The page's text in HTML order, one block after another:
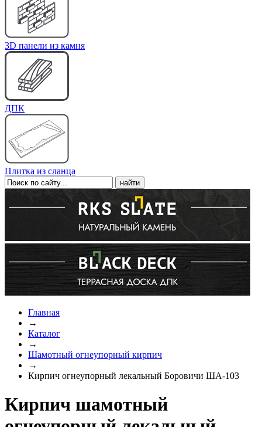
3D панели из камня
ДПК
Плитка из сланца
Главная
→
Каталог
→
Шамотный огнеупорный кирпич
→
Кирпич огнеупорный лекальный Боровичи ША-103
Кирпич шамотный